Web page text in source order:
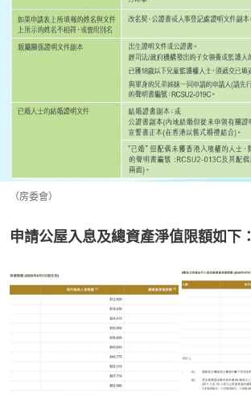
（房委會）
申請公屋入息及總資產淨值限額如下：